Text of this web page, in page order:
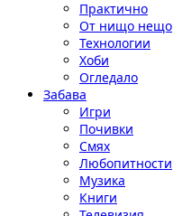
Практично
От нищо нещо
Технологии
Хоби
Огледало
Забава
Игри
Почивки
Смях
Любопитности
Музика
Книги